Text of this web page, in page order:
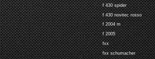
f 430 spider
f 430 novitec rosso
f 2004 m
f 2005
fxx
fxx schumacher